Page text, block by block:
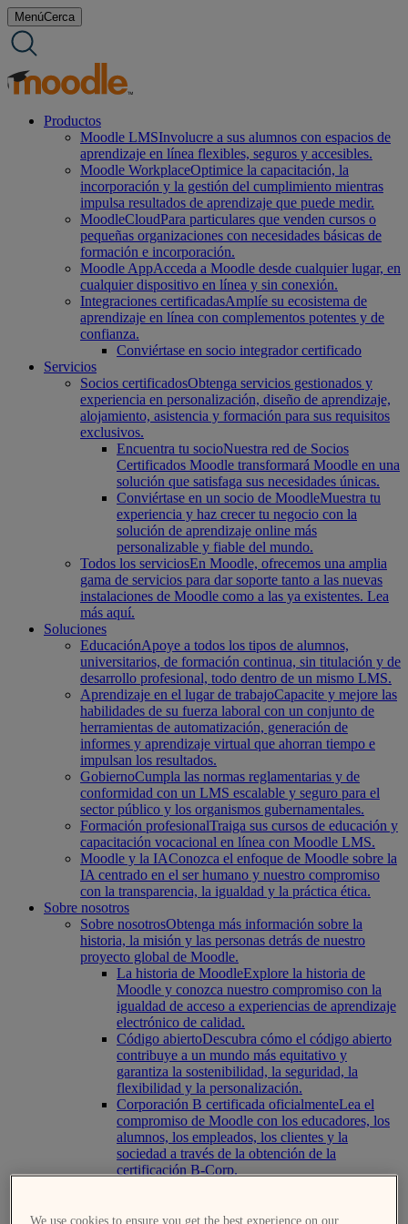
saltar
al
contenido
MenúCerca
Productos
Moodle LMSInvolucre a sus alumnos con espacios de
aprendizaje en línea flexibles, seguros y accesibles.
Moodle WorkplaceOptimice la capacitación, la
incorporación y la gestión del cumplimiento mientras
impulsa resultados de aprendizaje que puede medir.
MoodleCloudPara particulares que venden cursos o
pequeñas organizaciones con necesidades básicas de
formación e incorporación.
Moodle AppAcceda a Moodle desde cualquier lugar, en
cualquier dispositivo en línea y sin conexión.
Integraciones certificadasAmplíe su ecosistema de
aprendizaje en línea con complementos potentes y de
confianza.
Conviértase en socio integrador certificado
Servicios
Socios certificadosObtenga servicios gestionados y
experiencia en personalización, diseño de aprendizaje,
alojamiento, asistencia y formación para sus requisitos
exclusivos.
Encuentra tu socioNuestra red de Socios
Certificados Moodle transformará Moodle en una
solución que satisfaga sus necesidades únicas.
Conviértase en un socio de MoodleMuestra tu
experiencia y haz crecer tu negocio con la
solución de aprendizaje online más
personalizable y fiable del mundo.
Todos los serviciosEn Moodle, ofrecemos una amplia
gama de servicios para dar soporte tanto a las nuevas
instalaciones de Moodle como a las ya existentes. Lea
más aquí.
Soluciones
EducaciónApoye a todos los tipos de alumnos,
universitarios, de formación continua, sin titulación y de
desarrollo profesional, todo dentro de un mismo LMS.
Aprendizaje en el lugar de trabajoCapacite y mejore las
habilidades de su fuerza laboral con un conjunto de
herramientas de automatización, generación de
informes y aprendizaje virtual que ahorran tiempo e
impulsan los resultados.
GobiernoCumpla las normas reglamentarias y de
conformidad con un LMS escalable y seguro para el
sector público y los organismos gubernamentales.
Formación profesionalTraiga sus cursos de educación y
capacitación vocacional en línea con Moodle LMS.
Moodle y la IAConozca el enfoque de Moodle sobre la
IA centrado en el ser humano y nuestro compromiso
con la transparencia, la igualdad y la práctica ética.
Sobre nosotros
Sobre nosotrosObtenga más información sobre la
historia, la misión y las personas detrás de nuestro
proyecto global de Moodle.
La historia de MoodleExplore la historia de
Moodle y conozca nuestro compromiso con la
igualdad de acceso a experiencias de aprendizaje
electrónico de calidad.
Código abiertoDescubra cómo el código abierto
contribuye a un mundo más equitativo y
garantiza la sostenibilidad, la seguridad, la
flexibilidad y la personalización.
Corporación B certificada oficialmenteLea el
compromiso de Moodle con los educadores, los
alumnos, los empleados, los clientes y la
sociedad a través de la obtención de la
certificación B-Corp.
EventosVea los próximos eventos y fechas de nuestras
We use cookies to ensure you get the best experience on our